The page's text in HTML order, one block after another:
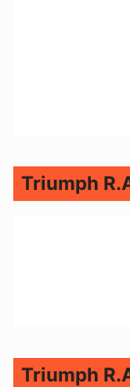
Triumph
Triumph